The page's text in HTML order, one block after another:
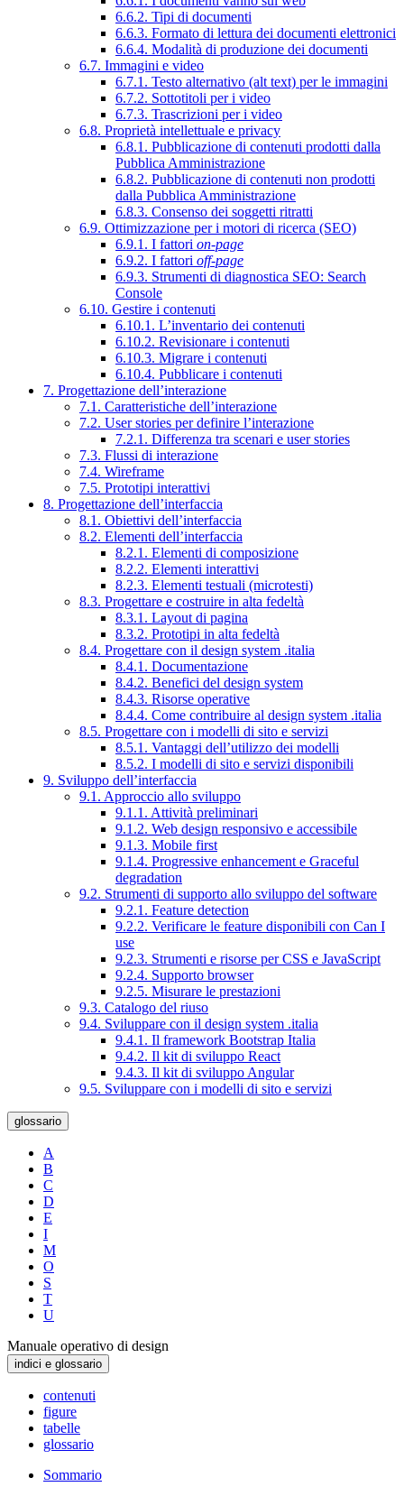
6.6.2. Tipi di documenti
6.6.3. Formato di lettura dei documenti elettronici
6.6.4. Modalità di produzione dei documenti
6.7. Immagini e video
6.7.1. Testo alternativo (alt text) per le immagini
6.7.2. Sottotitoli per i video
6.7.3. Trascrizioni per i video
6.8. Proprietà intellettuale e privacy
6.8.1. Pubblicazione di contenuti prodotti dalla
Pubblica Amministrazione
6.8.2. Pubblicazione di contenuti non prodotti
dalla Pubblica Amministrazione
6.8.3. Consenso dei soggetti ritratti
6.9. Ottimizzazione per i motori di ricerca (SEO)
6.9.1. I fattori on-page
6.9.2. I fattori off-page
6.9.3. Strumenti di diagnostica SEO: Search
Console
6.10. Gestire i contenuti
6.10.1. L’inventario dei contenuti
6.10.2. Revisionare i contenuti
6.10.3. Migrare i contenuti
6.10.4. Pubblicare i contenuti
7. Progettazione dell’interazione
7.1. Caratteristiche dell’interazione
7.2. User stories per definire l’interazione
7.2.1. Differenza tra scenari e user stories
7.3. Flussi di interazione
7.4. Wireframe
7.5. Prototipi interattivi
8. Progettazione dell’interfaccia
8.1. Obiettivi dell’interfaccia
8.2. Elementi dell’interfaccia
8.2.1. Elementi di composizione
8.2.2. Elementi interattivi
8.2.3. Elementi testuali (microtesti)
8.3. Progettare e costruire in alta fedeltà
8.3.1. Layout di pagina
8.3.2. Prototipi in alta fedeltà
8.4. Progettare con il design system .italia
8.4.1. Documentazione
8.4.2. Benefici del design system
8.4.3. Risorse operative
8.4.4. Come contribuire al design system .italia
8.5. Progettare con i modelli di sito e servizi
8.5.1. Vantaggi dell’utilizzo dei modelli
8.5.2. I modelli di sito e servizi disponibili
9. Sviluppo dell’interfaccia
9.1. Approccio allo sviluppo
9.1.1. Attività preliminari
9.1.2. Web design responsivo e accessibile
9.1.3. Mobile first
9.1.4. Progressive enhancement e Graceful
degradation
9.2. Strumenti di supporto allo sviluppo del software
9.2.1. Feature detection
9.2.2. Verificare le feature disponibili con Can I
use
9.2.3. Strumenti e risorse per CSS e JavaScript
9.2.4. Supporto browser
9.2.5. Misurare le prestazioni
9.3. Catalogo del riuso
9.4. Sviluppare con il design system .italia
9.4.1. Il framework Bootstrap Italia
9.4.2. Il kit di sviluppo React
9.4.3. Il kit di sviluppo Angular
9.5. Sviluppare con i modelli di sito e servizi
glossario
A
B
C
D
E
I
M
O
S
T
U
Manuale operativo di design
indici e glossario
contenuti
figure
tabelle
glossario
Sommario